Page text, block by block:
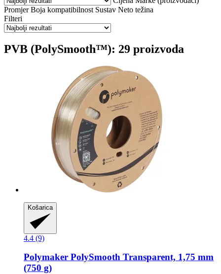
Promjer Boja kompatibilnost Sustav Neto težina
Filteri
PVB (PolySmooth™): 29 proizvoda
Košarica
4.4 (9)
Polymaker PolySmooth Transparent, 1,75 mm
(750 g)